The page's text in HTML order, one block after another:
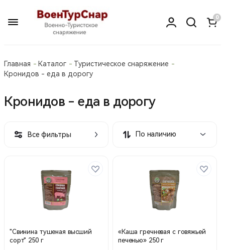
0
Главная Каталог
Туристическое снаряжение
Кронидов - еда в дорогу
Кронидов - еда в дорогу
Все фильтры По наличию
"Свинина тушеная высший
сорт" 250 г
«Каша гречневая с говяжьей
печенью» 250 г